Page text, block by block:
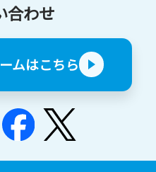
合わせ
ムはこちら